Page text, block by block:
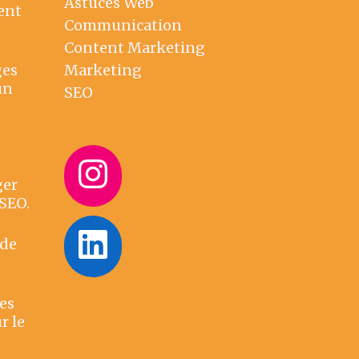
le
Communication
Content Marketing
Marketing
SEO
Instagram
LinkedIn